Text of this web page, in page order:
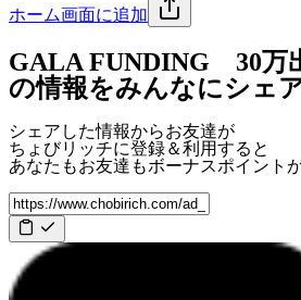
ホーム画面に追加
GALA FUNDING 30万
の情報をみんなにシェ
シェアした情報からお友達が
ちょびリッチに登録＆利用すると
あなたもお友達もボーナスポイント